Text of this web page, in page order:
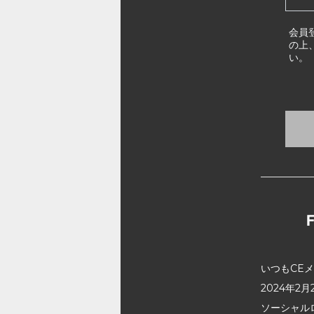
会員
の上
い。
いつもCE
2024年2月
ソーシャ